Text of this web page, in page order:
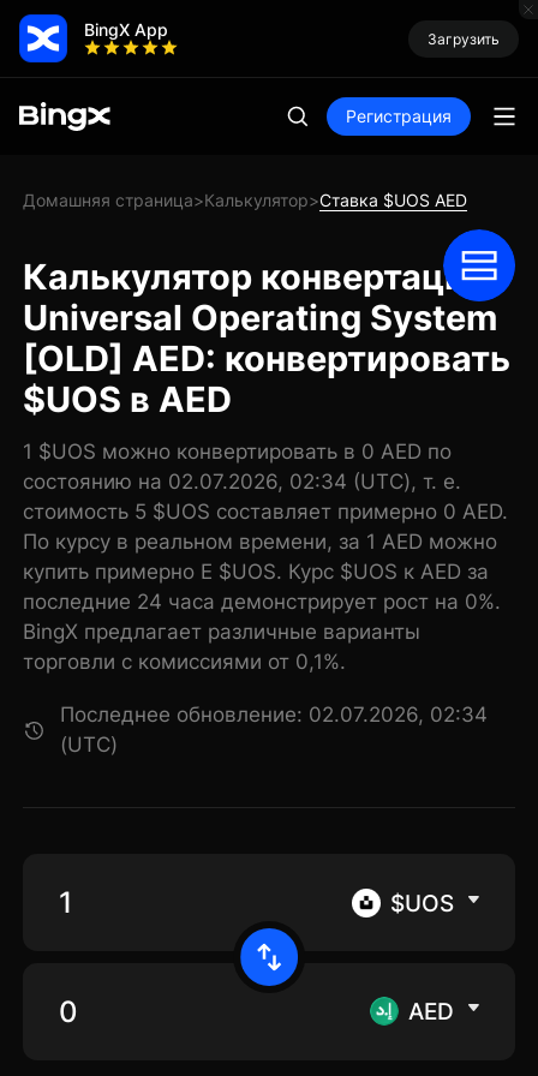
BingX App Загрузить
Регистрация
Домашняя страница>Калькулятор>Ставка $UOS AED
Калькулятор конвертации
Universal Operating System
[OLD] AED: конвертировать
$UOS в AED
1 $UOS можно конвертировать в 0 AED по
состоянию на 02.07.2026, 02:34 (UTC), т. е.
стоимость 5 $UOS составляет примерно 0 AED.
По курсу в реальном времени, за 1 AED можно
купить примерно E $UOS. Курс $UOS к AED за
последние 24 часа демонстрирует рост на 0%.
BingX предлагает различные варианты
торговли с комиссиями от 0,1%.
Последнее обновление: 02.07.2026, 02:34
(UTC)
$UOS
AED